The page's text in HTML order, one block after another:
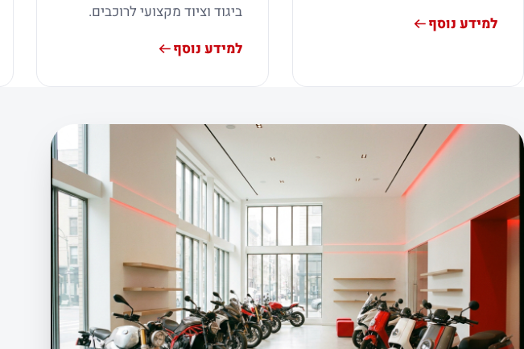
למידע נוסף
ביגוד וציוד מקצועי לרוכבים.
למידע נוסף